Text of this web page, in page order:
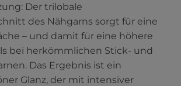
Der trilobale
des Nähgarns sorgt für eine
– und damit für eine höhere
bei herkömmlichen Stick- und
Das Ergebnis ist ein
Glanz, der mit intensiver